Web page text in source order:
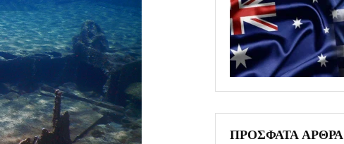
ΠΡΟΣΦΑΤΑ ΑΡΘΡΑ